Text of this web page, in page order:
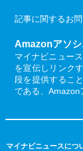
記事に関するお
Amazonアソ
マイナビニュー
を宣伝しリンク
段を提供するこ
である、Amazon
マイナビニュースにつ